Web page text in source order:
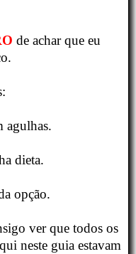
de achar que eu
agulhas.
dieta.
opção.
ver que todos os
neste guia estavam